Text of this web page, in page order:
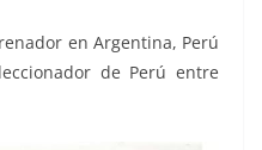
en Argentina, Perú
de Perú entre